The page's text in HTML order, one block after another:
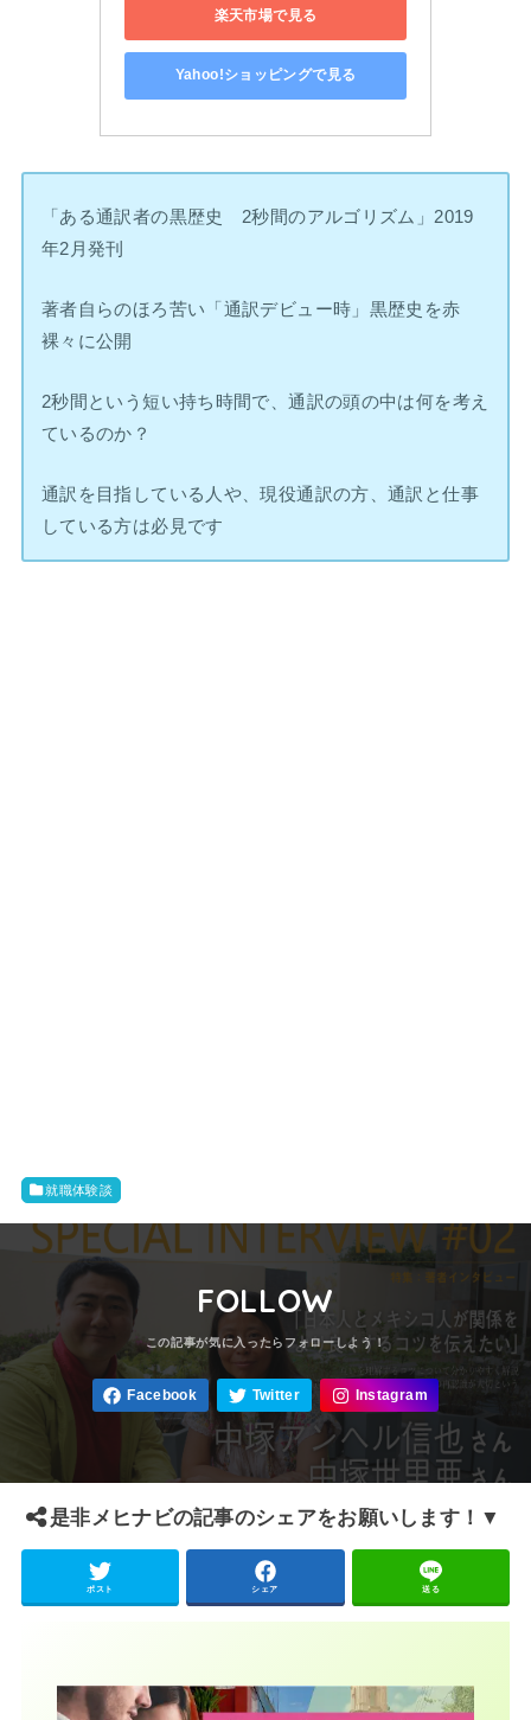
楽天市場で見る
Yahoo!ショッピングで見る
「ある通訳者の黒歴史 2秒間のアルゴリズム」2019
年2月発刊
著者自らのほろ苦い「通訳デビュー時」黒歴史を赤
裸々に公開
2秒間という短い持ち時間で、通訳の頭の中は何を考え
ているのか？
通訳を目指している人や、現役通訳の方、通訳と仕事
している方は必見です
就職体験談
FOLLOW
是非メヒナビの記事のシェアをお願いします！▼
ポスト シェア 送る